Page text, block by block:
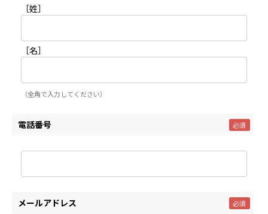
［姓］
［名］
（全角で入力してください）
電話番号
メールアドレス